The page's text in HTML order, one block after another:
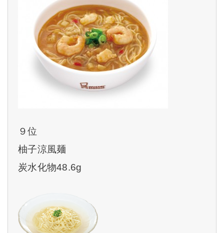
９位
柚子涼風麺
炭水化物48.6g